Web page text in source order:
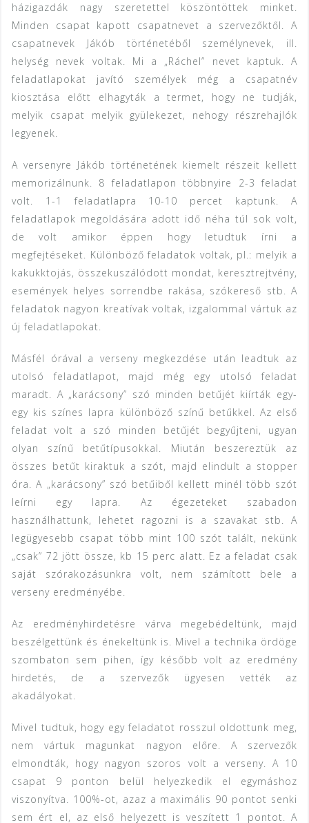
házigazdák nagy szeretettel köszöntöttek minket.
Minden csapat kapott csapatnevet a szervezőktől. A
csapatnevek Jákób történetéből személynevek, ill.
helység nevek voltak. Mi a „Ráchel” nevet kaptuk. A
feladatlapokat javító személyek még a csapatnév
kiosztása előtt elhagyták a termet, hogy ne tudják,
melyik csapat melyik gyülekezet, nehogy részrehajlók
legyenek.
A versenyre Jákób történetének kiemelt részeit kellett
memorizálnunk. 8 feladatlapon többnyire 2-3 feladat
volt. 1-1 feladatlapra 10-10 percet kaptunk. A
feladatlapok megoldására adott idő néha túl sok volt,
de volt amikor éppen hogy letudtuk írni a
megfejtéseket. Különböző feladatok voltak, pl.: melyik a
kakukktojás, összekuszálódott mondat, keresztrejtvény,
események helyes sorrendbe rakása, szókereső stb. A
feladatok nagyon kreatívak voltak, izgalommal vártuk az
új feladatlapokat.
Másfél órával a verseny megkezdése után leadtuk az
utolsó feladatlapot, majd még egy utolsó feladat
maradt. A „karácsony” szó minden betűjét kiírták egy-
egy kis színes lapra különböző színű betűkkel. Az első
feladat volt a szó minden betűjét begyűjteni, ugyan
olyan színű betűtípusokkal. Miután beszereztük az
összes betűt kiraktuk a szót, majd elindult a stopper
óra. A „karácsony” szó betűiből kellett minél több szót
leírni egy lapra. Az égezeteket szabadon
használhattunk, lehetet ragozni is a szavakat stb. A
legügyesebb csapat több mint 100 szót talált, nekünk
„csak” 72 jött össze, kb 15 perc alatt. Ez a feladat csak
saját szórakozásunkra volt, nem számított bele a
verseny eredményébe.
Az eredményhirdetésre várva megebédeltünk, majd
beszélgettünk és énekeltünk is. Mivel a technika ördöge
szombaton sem pihen, így később volt az eredmény
hirdetés, de a szervezők ügyesen vették az
akadályokat.
Mivel tudtuk, hogy egy feladatot rosszul oldottunk meg,
nem vártuk magunkat nagyon előre. A szervezők
elmondták, hogy nagyon szoros volt a verseny. A 10
csapat 9 ponton belül helyezkedik el egymáshoz
viszonyítva. 100%-ot, azaz a maximális 90 pontot senki
sem ért el, az első helyezett is veszített 1 pontot. A